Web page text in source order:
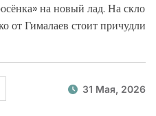
на новый лад. На скло
от Гималаев стоит причудли
31 Мая, 2026